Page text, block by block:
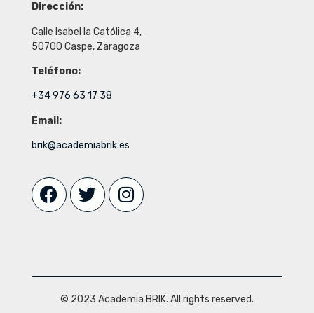
Dirección:
Calle Isabel la Católica 4,
50700 Caspe, Zaragoza
Teléfono:
+34 976 63 17 38
Email:
brik@academiabrik.es
© 2023 Academia BRIK. All rights reserved.